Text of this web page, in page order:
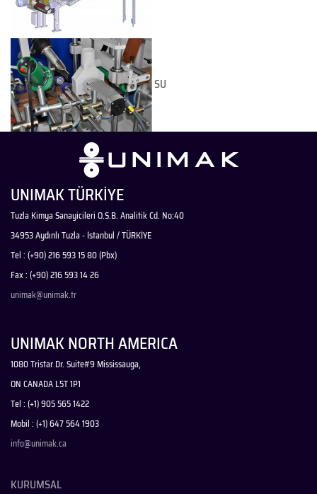
SU
UNIMAK TÜRKİYE
Tuzla Kimya Sanayicileri O.S.B. Analitik Cd. No:40
34953 Aydınlı Tuzla - İstanbul / TÜRKİYE
Tel : (+90) 216 593 15 80 (Pbx)
Fax : (+90) 216 593 14 26
unimak@unimak.tr
UNIMAK NORTH AMERICA
1080 Tristar Dr. Suite#9 Mississauga,
ON CANADA L5T 1P1
Tel : (+1) 905 565 1422
Mobil : (+1) 647 564 1903
info@unimak.ca
KURUMSAL